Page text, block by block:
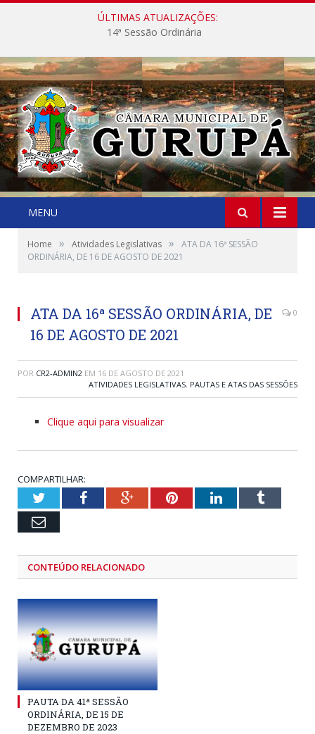
ÚLTIMAS ATUALIZAÇÕES:
14ª Sessão Ordinária
MENU
Home » Atividades Legislativas »
ATA DA 16ª SESSÃO
ORDINÁRIA, DE 16 DE AGOSTO DE 2021
ATA DA 16ª SESSÃO ORDINÁRIA, DE
16 DE AGOSTO DE 2021
0
POR CR2-ADMIN2 EM 16 DE AGOSTO DE 2021
ATIVIDADES LEGISLATIVAS, PAUTAS E ATAS DAS SESSÕES
Clique aqui para visualizar
COMPARTILHAR:
TwitterFacebookGoogle+PinterestLinkedInTumblr
Email
CONTEÚDO RELACIONADO
PAUTA DA 41ª SESSÃO
ORDINÁRIA, DE 15 DE
DEZEMBRO DE 2023